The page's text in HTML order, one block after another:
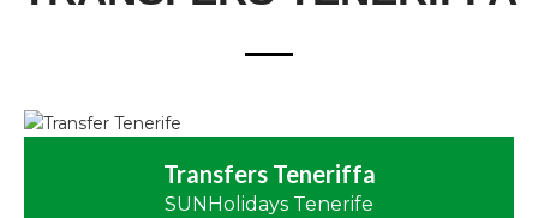
Transfers Teneriffa
SUNHolidays Tenerife